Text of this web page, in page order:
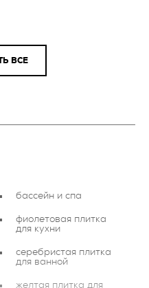
ВСЕ
бассейн и спа
фиолетовая плитка
для кухни
серебристая плитка
для ванной
желтая плитка для